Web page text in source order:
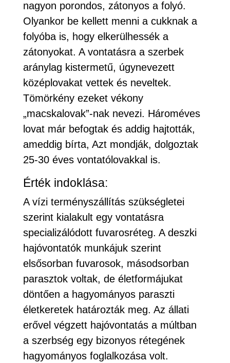
nagyon porondos, zátonyos a folyó.
Olyankor be kellett menni a cukknak a
folyóba is, hogy elkerülhessék a
zátonyokat. A vontatásra a szerbek
aránylag kistermetű, úgynevezett
középlovakat vettek és neveltek.
Tömörkény ezeket vékony
„macskalovak”-nak nevezi. Hároméves
lovat már befogtak és addig hajtották,
ameddig bírta, Azt mondják, dolgoztak
25-30 éves vontatólovakkal is.
Érték indoklása:
A vízi terményszállítás szükségletei
szerint kialakult egy vontatásra
specializálódott fuvarosréteg. A deszki
hajóvontatók munkájuk szerint
elsősorban fuvarosok, másodsorban
parasztok voltak, de életformájukat
döntően a hagyományos paraszti
életkeretek határozták meg. Az állati
erővel végzett hajóvontatás a múltban
a szerbség egy bizonyos rétegének
hagyományos foglalkozása volt.